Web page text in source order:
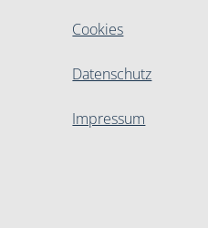
Cookies
Datenschutz
Impressum